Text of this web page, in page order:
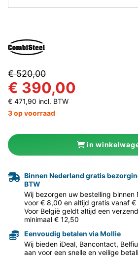
€ 520,00
€ 390,00
€ 471,90 incl. BTW
3 op voorraad
in
Binnen Nederland gratis
BTW
Wij bezorgen uw bestelling
voor € 8,00 en altijd gratis vanaf €
Voor België geldt altijd een
minimaal € 12,50
Eenvoudig betalen via Mollie
Wij bieden iDeal, Bancontact,
aan voor een snelle en veilige